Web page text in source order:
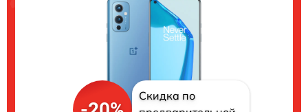
Скидка по